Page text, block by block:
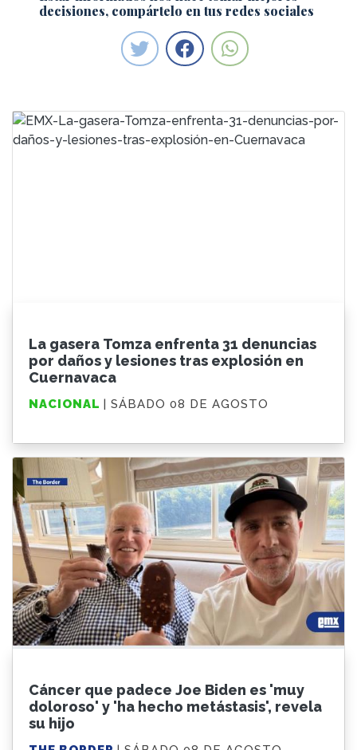
La gasera Tomza enfrenta 31 denuncias
por daños y lesiones tras explosión en
Cuernavaca
NACIONAL | SÁBADO 08 DE AGOSTO
Cáncer que padece Joe Biden es 'muy
doloroso' y 'ha hecho metástasis', revela
su hijo
decisiones, compártelo en tus redes sociales